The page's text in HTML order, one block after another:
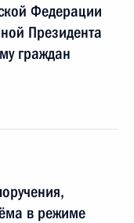
Федерации
Президента
граждан
в режиме